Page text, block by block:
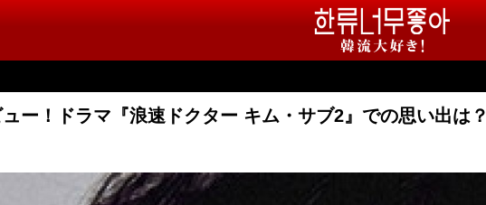
ー！ドラマ『浪速ドクター キム・サブ2』での思い出は？